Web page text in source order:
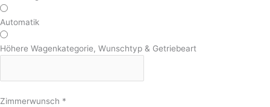
Automatik
Höhere Wagenkategorie, Wunschtyp & Getriebeart
Zimmerwunsch *